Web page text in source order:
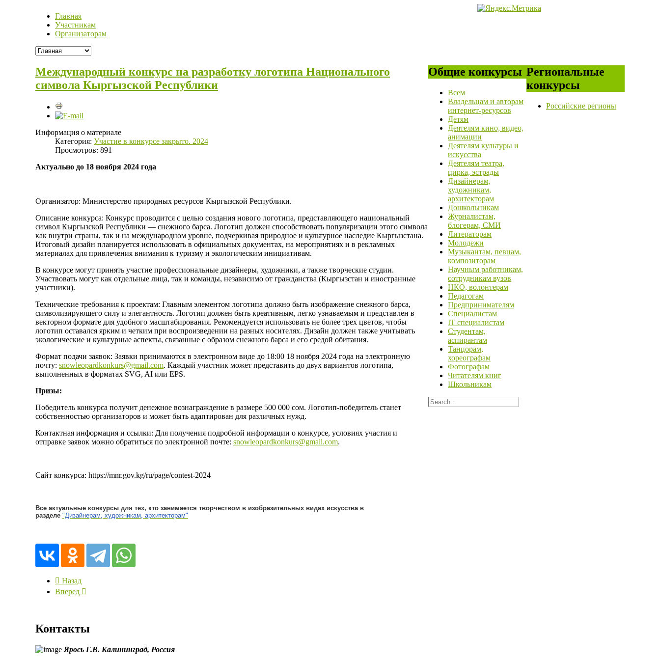
Главная
Участникам
Организаторам
Международный конкурс на разработку логотипа Национального
символа Кыргызской Республики
Информация о материале
Категория: Участие в конкурсе закрыто. 2024
Просмотров: 891
Актуально до 18 ноября 2024 года
Организатор: Министерство природных ресурсов Кыргызской Республики.
Описание конкурса: Конкурс проводится с целью создания нового логотипа, представляющего национальный
символ Кыргызской Республики — снежного барса. Логотип должен способствовать популяризации этого символа
как внутри страны, так и на международном уровне, подчеркивая природное и культурное наследие Кыргызстана.
Итоговый дизайн планируется использовать в официальных документах, на мероприятиях и в рекламных
материалах для привлечения внимания к туризму и экологическим инициативам.
В конкурсе могут принять участие профессиональные дизайнеры, художники, а также творческие студии.
Участвовать могут как отдельные лица, так и команды, независимо от гражданства (Кыргызстан и иностранные
участники).
Технические требования к проектам: Главным элементом логотипа должно быть изображение снежного барса,
символизирующего силу и элегантность. Логотип должен быть креативным, легко узнаваемым и представлен в
векторном формате для удобного масштабирования. Рекомендуется использовать не более трех цветов, чтобы
логотип оставался ярким и четким при воспроизведении на разных носителях. Дизайн должен также учитывать
экологические и культурные аспекты, связанные с образом снежного барса и его средой обитания.
Формат подачи заявок: Заявки принимаются в электронном виде до 18:00 18 ноября 2024 года на электронную
почту: snowleopardkonkurs@gmail.com. Каждый участник может представить до двух вариантов логотипа,
выполненных в форматах SVG, AI или EPS.
Призы:
Победитель конкурса получит денежное вознаграждение в размере 500 000 сом. Логотип-победитель станет
собственностью организаторов и может быть адаптирован для различных нужд.
Контактная информация и ссылки: Для получения подробной информации о конкурсе, условиях участия и
отправке заявок можно обратиться по электронной почте: snowleopardkonkurs@gmail.com.
Сайт конкурса: https://mnr.gov.kg/ru/page/contest-2024
Все актуальные конкурсы для тех, кто занимается творчеством в изобразительных видах искусства в
разделе "Дизайнерам, художникам, архитекторам"
Назад
Вперед
Общие конкурсы
Всем
Владельцам и авторам
интернет-ресурсов
Детям
Деятелям кино, видео,
анимации
Деятелям культуры и
искусства
Деятелям театра,
цирка, эстрады
Дизайнерам,
художникам,
архитекторам
Дошкольникам
Журналистам,
блогерам, СМИ
Литераторам
Молодежи
Музыкантам, певцам,
композиторам
Научным работникам,
сотрудникам вузов
НКО, волонтерам
Педагогам
Предпринимателям
Специалистам
IT специалистам
Студентам,
аспирантам
Танцорам,
хореографам
Фотографам
Читателям книг
Школьникам
Региональные
конкурсы
Российские регионы
Контакты
Ярось Г.В. Калининград, Россия